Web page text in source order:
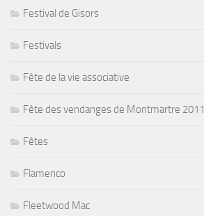
Festival de Gisors
Festivals
Fête de la vie associative
Fête des vendanges de Montmartre 2011
Fêtes
Flamenco
Fleetwood Mac